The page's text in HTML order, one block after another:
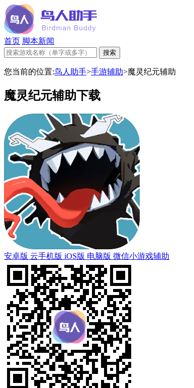
首页 脚本新闻
您当前的位置:鸟人助手>手游辅助>魔灵纪元辅助
魔灵纪元辅助下载
安卓版 云手机版 iOS版 电脑版 微信小游戏辅助